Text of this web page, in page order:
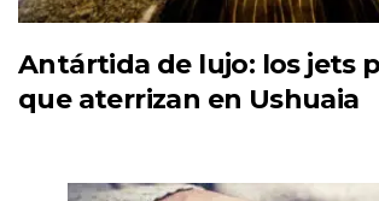
Antártida de lujo: los jets
que aterrizan en Ushuaia